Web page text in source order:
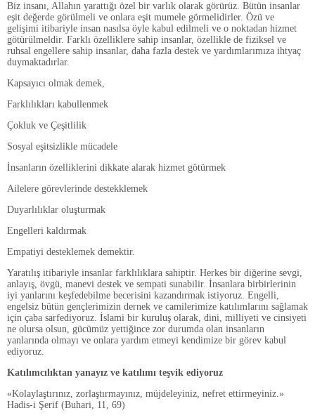
Biz insanı, Allahın yarattığı özel bir varlık olarak görürüz. Bütün insanlar
eşit değerde görülmeli ve onlara eşit mumele görmelidirler. Özü ve
gelişimi itibariyle insan nasılsa öyle kabul edilmeli ve o noktadan hizmet
götürülmeldir. Farklı özelliklere sahip insanlar, özellikle de fiziksel ve
ruhsal engellere sahip insanlar, daha fazla destek ve yardımlarımıza ihtyaç
duymaktadırlar.
Kapsayıcı olmak demek,
Farklılıkları kabullenmek
Çokluk ve Çeşitlilik
Sosyal eşitsizlikle mücadele
İnsanların özelliklerini dikkate alarak hizmet götürmek
Ailelere görevlerinde destekklemek
Duyarlılıklar oluşturmak
Engelleri kaldırmak
Empatiyi desteklemek demektir.
Yaratılış itibariyle insanlar farklılıklara sahiptir. Herkes bir diğerine sevgi,
anlayış, övgü, manevi destek ve sempati sunabilir. İnsanlara birbirlerinin
iyi yanlarını keşfedebilme becerisini kazandırmak istiyoruz. Engelli,
engelsiz bütün gençlerimizin dernek ve camilerimize katılımlarını sağlamak
için çaba sarfediyoruz. İslami bir kuruluş olarak, dini, milliyeti ve cinsiyeti
ne olursa olsun, gücümüz yettiğince zor durumda olan insanların
yanlarında olmayı ve onlara yardım etmeyi kendimize bir görev kabul
ediyoruz.
Katılımcılıktan yanayız ve katılımı teşvik ediyoruz
«Kolaylaştırınız, zorlaştırmayınız, müjdeleyiniz, nefret ettirmeyiniz.»
Hadis-i Şerif (Buhari, 11, 69)